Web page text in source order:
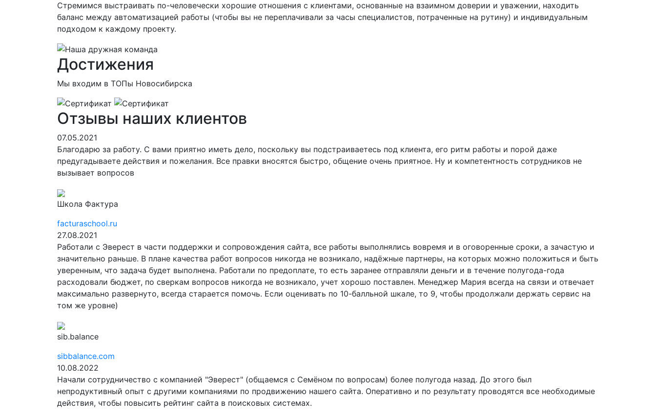
Стремимся выстраивать по-человечески хорошие отношения с клиентами, основанные на взаимном доверии и уважении, находить
баланс между автоматизацией работы (чтобы вы не переплачивали за часы специалистов, потраченные на рутину) и индивидуальным
подходом к каждому проекту.
Достижения
Мы входим в ТОПы Новосибирска
Отзывы наших клиентов
07.05.2021
Благодарю за работу. С вами приятно иметь дело, поскольку вы подстраиваетесь под клиента, его ритм работы и порой даже
предугадываете действия и пожелания. Все правки вносятся быстро, общение очень приятное. Ну и компетентность сотрудников не
вызывает вопросов
Школа Фактура
facturaschool.ru
27.08.2021
Работали с Эверест в части поддержки и сопровождения сайта, все работы выполнялись вовремя и в оговоренные сроки, а зачастую и
значительно раньше. В плане качества работ вопросов никогда не возникало, надёжные партнеры, на которых можно положиться и быть
уверенным, что задача будет выполнена. Работали по предоплате, то есть заранее отправляли деньги и в течение полугода-года
расходовали бюджет, по сверкам вопросов никогда не возникало, учет хорошо поставлен. Менеджер Мария всегда на связи и отвечает
максимально развернуто, всегда старается помочь. Если оценивать по 10-балльной шкале, то 9, чтобы продолжали держать сервис на
том же уровне)
sib.balance
sibbalance.com
10.08.2022
Начали сотрудничество с компанией "Эверест" (общаемся с Семёном по вопросам) более полугода назад. До этого был
непродуктивный опыт с другими компаниями по продвижению нашего сайта. Оперативно и по результату проводятся все необходимые
действия, чтобы повысить рейтинг сайта в поисковых системах.